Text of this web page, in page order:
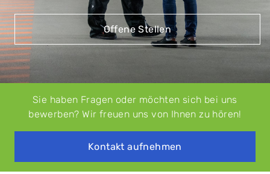
Offene Stellen
Sie haben Fragen oder möchten sich bei uns
bewerben?Wir freuen uns von Ihnen zu hören!
Kontakt aufnehmen